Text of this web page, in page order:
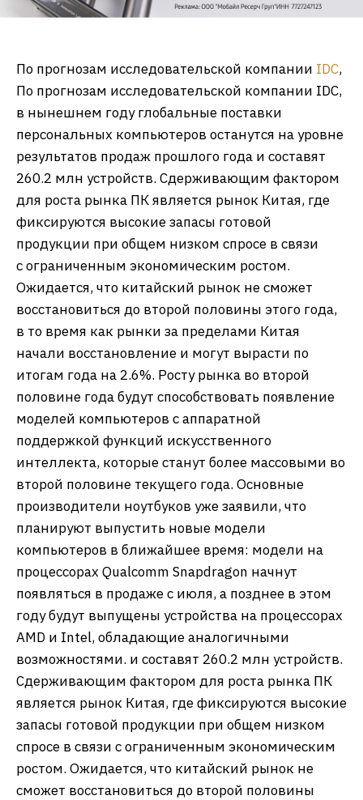
По прогнозам исследовательской компании IDC,
По прогнозам исследовательской компании IDC,
в нынешнем году глобальные поставки
персональных компьютеров останутся на уровне
результатов продаж прошлого года и составят
260.2 млн устройств. Сдерживающим фактором
для роста рынка ПК является рынок Китая, где
фиксируются высокие запасы готовой
продукции при общем низком спросе в связи
с ограниченным экономическим ростом.
Ожидается, что китайский рынок не сможет
восстановиться до второй половины этого года,
в то время как рынки за пределами Китая
начали восстановление и могут вырасти по
итогам года на 2.6%. Росту рынка во второй
половине года будут способствовать появление
моделей компьютеров с аппаратной
поддержкой функций искусственного
интеллекта, которые станут более массовыми во
второй половине текущего года. Основные
производители ноутбуков уже заявили, что
планируют выпустить новые модели
компьютеров в ближайшее время: модели на
процессорах Qualcomm Snapdragon начнут
появляться в продаже с июля, а позднее в этом
году будут выпущены устройства на процессорах
AMD и Intel, обладающие аналогичными
возможностями. и составят 260.2 млн устройств.
Сдерживающим фактором для роста рынка ПК
является рынок Китая, где фиксируются высокие
запасы готовой продукции при общем низком
спросе в связи с ограниченным экономическим
ростом. Ожидается, что китайский рынок не
сможет восстановиться до второй половины